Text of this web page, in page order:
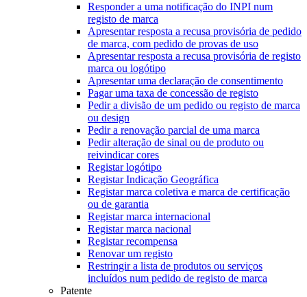
Responder a uma notificação do INPI num
registo de marca
Apresentar resposta a recusa provisória de pedido
de marca, com pedido de provas de uso
Apresentar resposta a recusa provisória de registo
marca ou logótipo
Apresentar uma declaração de consentimento
Pagar uma taxa de concessão de registo
Pedir a divisão de um pedido ou registo de marca
ou design
Pedir a renovação parcial de uma marca
Pedir alteração de sinal ou de produto ou
reivindicar cores
Registar logótipo
Registar Indicação Geográfica
Registar marca coletiva e marca de certificação
ou de garantia
Registar marca internacional
Registar marca nacional
Registar recompensa
Renovar um registo
Restringir a lista de produtos ou serviços
incluídos num pedido de registo de marca
Patente